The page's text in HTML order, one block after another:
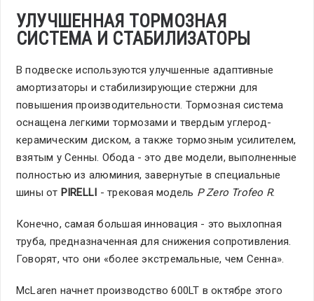
УЛУЧШЕННАЯ ТОРМОЗНАЯ
СИСТЕМА И СТАБИЛИЗАТОРЫ
В подвеске используются улучшенные адаптивные
амортизаторы и стабилизирующие стержни для
повышения производительности. Тормозная система
оснащена легкими тормозами и твердым углерод-
керамическим диском, а также тормозным усилителем,
взятым у Сенны. Обода - это две модели, выполненные
полностью из алюминия, завернутые в специальные
шины от PIRELLI - трековая модель P Zero Trofeo R.
Конечно, самая большая инновация - это выхлопная
труба, предназначенная для снижения сопротивления.
Говорят, что они «более экстремальные, чем Сенна».
McLaren начнет производство 600LT в октябре этого